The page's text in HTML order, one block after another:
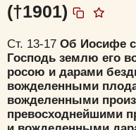
(†1901)
Ст. 13-17 Об Иосифе
Господь землю его
росою и дарами
вожделенными
вожделенными
превосходнейшими